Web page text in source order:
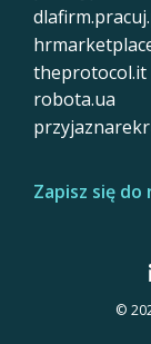
theprotocol.it
robota.ua
Zapisz się
©